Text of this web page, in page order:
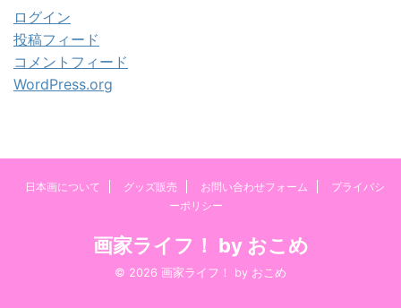
ログイン
投稿フィード
コメントフィード
WordPress.org
日本画について グッズ販売 お問い合わせフォーム
プライバシ
ーポリシー
画家ライフ！ by おこめ
© 2026 画家ライフ！ by おこめ